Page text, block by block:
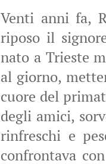
Venti anni fa,
riposo il
nato a Trieste
al giorno,
cuore del
degli amici,
rinfreschi e
confrontava